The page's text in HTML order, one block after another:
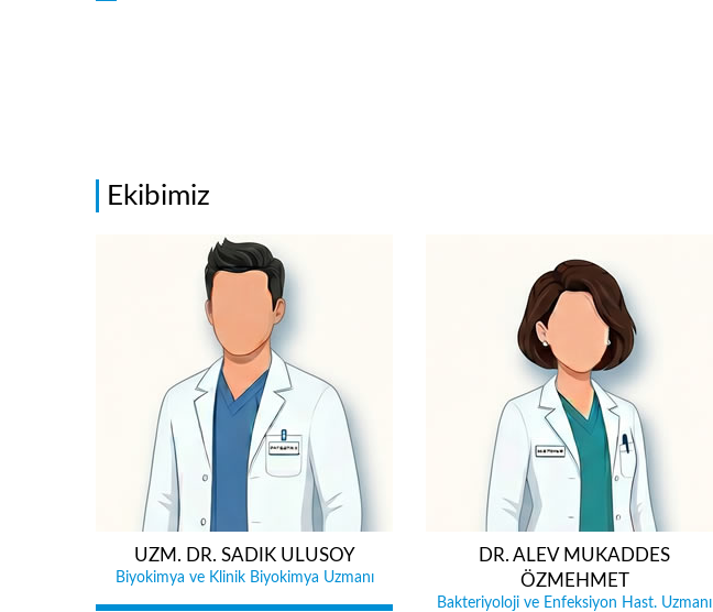
Ekibimiz
UZM. DR. SADIK ULUSOY
Biyokimya ve Klinik Biyokimya Uzmanı
DR. ALEV MUKADDES
ÖZMEHMET
Bakteriyoloji ve Enfeksiyon Hast. Uzmanı